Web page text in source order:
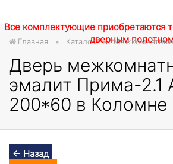
Все комплектующие приобретаются
дверным
Главная Каталог
Дверь
эмалит Прима-2.1
200*60 в Коломне
← Назад